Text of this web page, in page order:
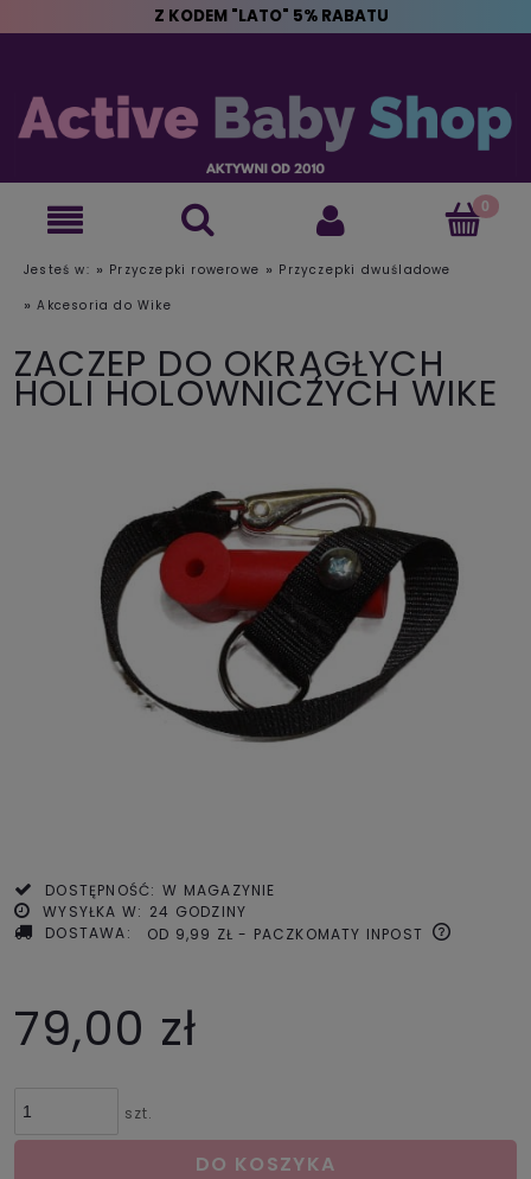
Z KODEM "LATO" 5% RABATU
Jesteś w: » Przyczepki rowerowe » Przyczepki dwuśladowe
» Akcesoria do Wike
ZACZEP DO OKRĄGŁYCH
HOLI HOLOWNICZYCH WIKE
DOSTĘPNOŚĆ: W MAGAZYNIE
WYSYŁKA W: 24 GODZINY
DOSTAWA:
OD 9,99 ZŁ - PACZKOMATY INPOST
79,00 zł
szt.
DO KOSZYKA